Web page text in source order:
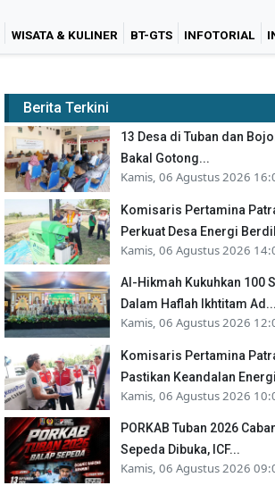
WISATA & KULINER BT-GTS INFOTORIAL
Berita Terkini
13 Desa di Tuban dan
Bakal Gotong...
Kamis, 06 Agustus 2026
Komisaris Pertamina
Perkuat Desa Energi
Kamis, 06 Agustus 2026
Al-Hikmah Kukuhkan 100
Dalam Haflah Ikhtitam Ad...
Kamis, 06 Agustus 2026
Komisaris Pertamina
Pastikan Keandalan
Kamis, 06 Agustus 2026
PORKAB Tuban 2026
Sepeda Dibuka, ICF...
Kamis, 06 Agustus 2026